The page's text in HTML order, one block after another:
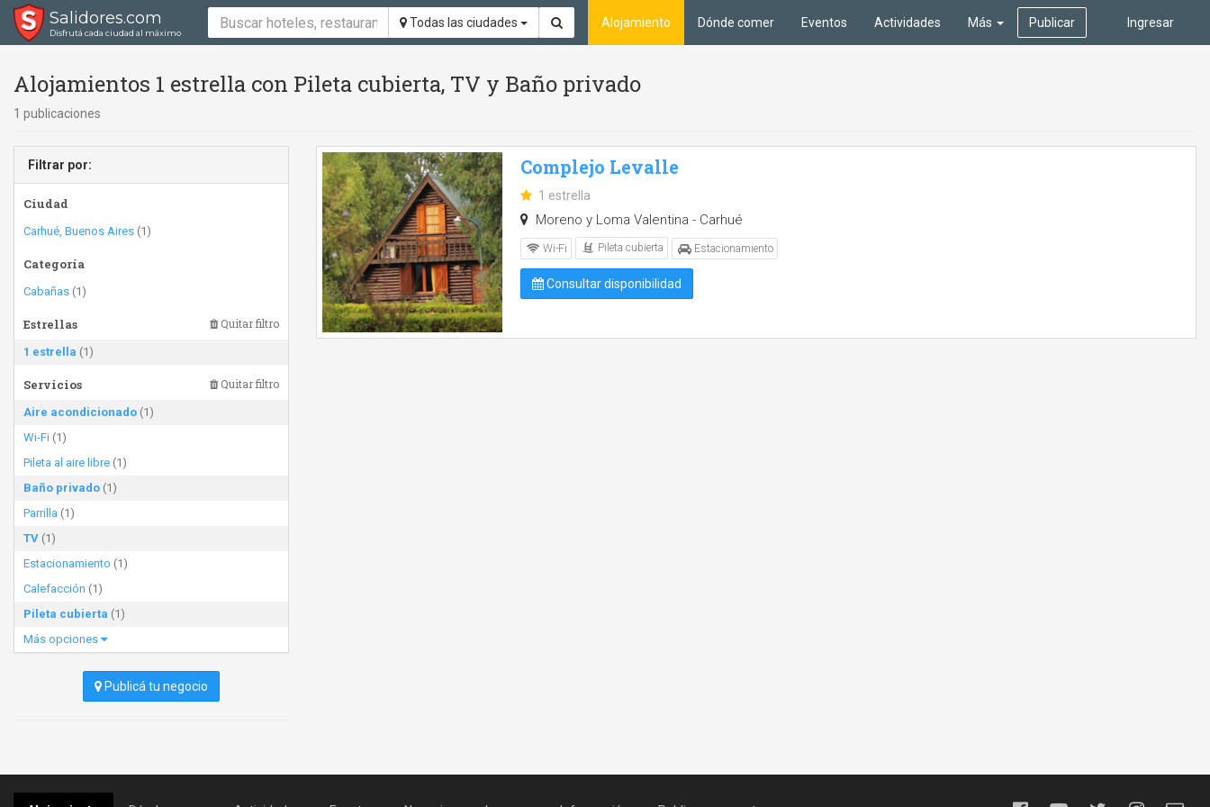
Salidores.com
Disfrutá cada ciudad al máximo
Todas las ciudades Ingresar
Alojamiento Dónde comer Eventos Actividades Más Publicar
Alojamientos 1 estrella con Pileta cubierta, TV y Baño privado
1 publicaciones
Filtrar por:
Ciudad
Carhué, Buenos Aires (1)
Categoría
Cabañas (1)
Estrellas Quitar filtro
1 estrella (1)
Servicios Quitar filtro
Aire acondicionado (1)
Wi-Fi (1)
Pileta al aire libre (1)
Baño privado (1)
Parrilla (1)
TV (1)
Estacionamiento (1)
Calefacción (1)
Pileta cubierta (1)
Más opciones
Publicá tu negocio
Complejo Levalle
1 estrella
Moreno y Loma Valentina - Carhué
Wi-Fi Pileta cubierta Estacionamiento
Consultar disponibilidad